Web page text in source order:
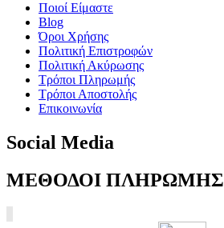
Ποιοί Είμαστε
Blog
Όροι Χρήσης
Πολιτική Επιστροφών
Πολιτική Ακύρωσης
Τρόποι Πληρωμής
Τρόποι Αποστολής
Επικοινωνία
Social Media
ΜΕΘΟΔΟΙ ΠΛΗΡΩΜΗΣ